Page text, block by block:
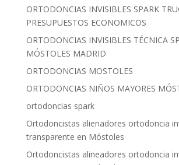
ORTODONCIAS INVISIBLES SPARK
PRESUPUESTOS ECONOMICOS
ORTODONCIAS INVISIBLES TÉCNICA
MÓSTOLES MADRID
ORTODONCIAS MOSTOLES
ORTODONCIAS NIÑOS MAYORES
ortodoncias spark
Ortodoncistas alienadores ortodoncia
transparente en Móstoles
Ortodoncistas alineadores ortodoncia